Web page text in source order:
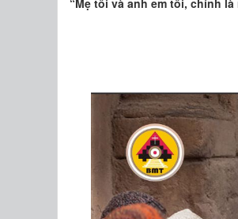
“Mẹ tôi và anh em tôi, chính